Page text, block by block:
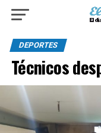
DEPORTES
Técnicos